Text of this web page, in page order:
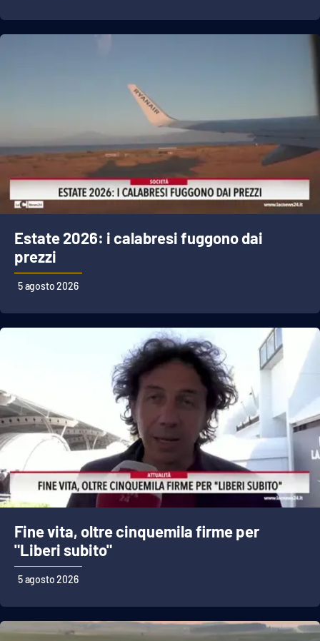
Estate 2026: i calabresi fuggono dai
prezzi
5 agosto 2026
Fine vita, oltre cinquemila firme per
"Liberi subito"
5 agosto 2026